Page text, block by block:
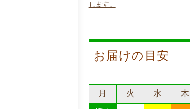
します。
お届けの目安
月 火 水 木